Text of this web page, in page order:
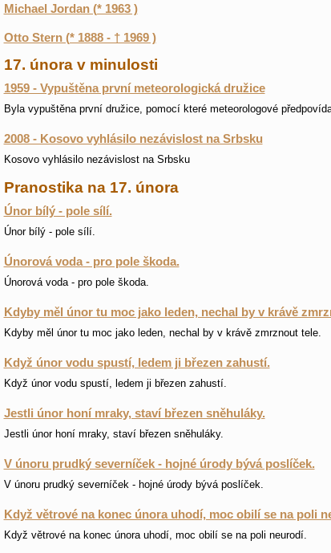
Michael Jordan (* 1963 )
Otto Stern (* 1888 - † 1969 )
17. února v minulosti
1959 - Vypuštěna první meteorologická družice
Byla vypuštěna první družice, pomocí které meteorologové
2008 - Kosovo vyhlásilo nezávislost na Srbsku
Kosovo vyhlásilo nezávislost na Srbsku
Pranostika na 17. února
Únor bílý - pole sílí.
Únor bílý - pole sílí.
Únorová voda - pro pole škoda.
Únorová voda - pro pole škoda.
Kdyby měl únor tu moc jako leden, nechal by v krávě
Kdyby měl únor tu moc jako leden, nechal by v krávě zmrznout tele.
Když únor vodu spustí, ledem ji březen zahustí.
Když únor vodu spustí, ledem ji březen zahustí.
Jestli únor honí mraky, staví březen sněhuláky.
Jestli únor honí mraky, staví březen sněhuláky.
V únoru prudký severníček - hojné úrody bývá poslíček.
V únoru prudký severníček - hojné úrody bývá poslíček.
Když větrové na konec února uhodí, moc obilí se na poli
Když větrové na konec února uhodí, moc obilí se na poli neurodí.